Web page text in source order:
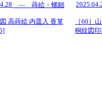
— 蒔絵・螺鈿
高蒔絵 内皿入 香箪
［60］
桐紋図